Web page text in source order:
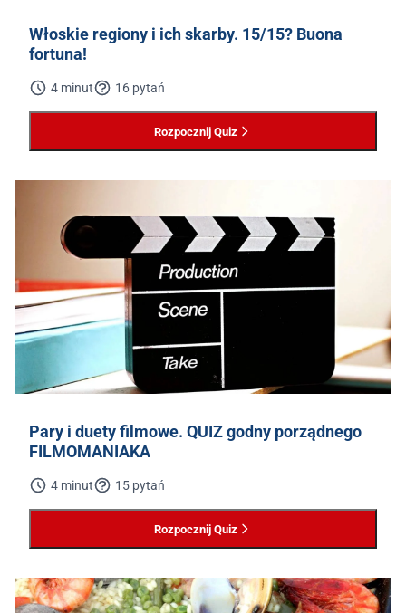
Włoskie regiony i ich skarby. 15/15? Buona
fortuna!
4 minut 16 pytań
Rozpocznij Quiz
Pary i duety filmowe. QUIZ godny porządnego
FILMOMANIAKA
4 minut 15 pytań
Rozpocznij Quiz